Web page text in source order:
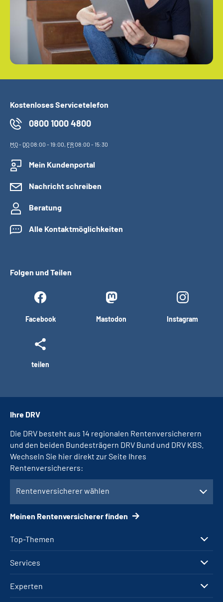
Kostenloses Servicetelefon
0800 1000 4800
MO- DO08:00 - 19:00, FR08:00 - 15:30
Mein Kundenportal
Nachricht schreiben
Beratung
Alle Kontaktmöglichkeiten
Folgen und Teilen
Facebook Mastodon Instagram
teilen
Top-Themen
Services
Experten
Ihre DRV
Die DRV besteht aus 14 regionalen Rentenversicherern
und den beiden Bundesträgern DRV Bund und DRV KBS.
Wechseln Sie hier direkt zur Seite Ihres
Rentenversicherers:
Rentenversicherer wählen
Meinen Rentenversicherer finden